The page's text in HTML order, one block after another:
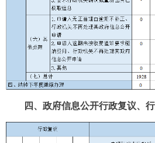
四、政府信息公开行政复议、行